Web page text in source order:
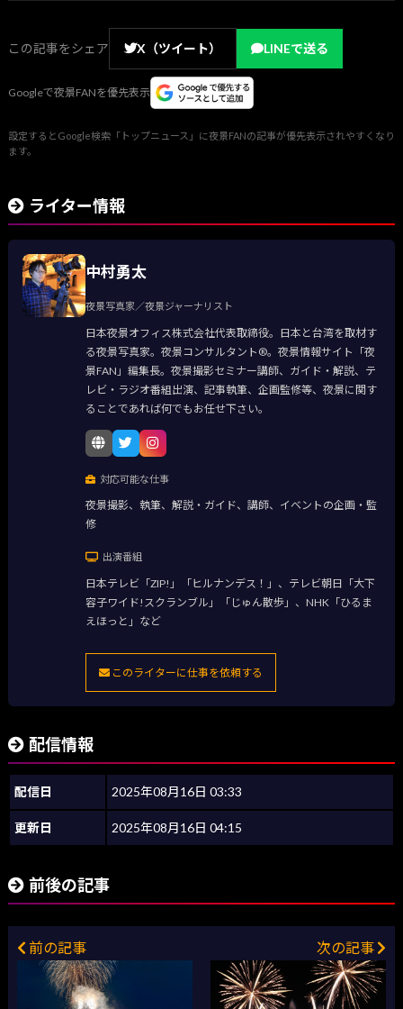
この記事をシェア X（ツイート） LINEで送る
Googleで夜景FANを優先表示
設定するとGoogle検索「トップニュース」に夜景FANの記事が優先表示されやすくなり
ます。
ライター情報
中村勇太
夜景写真家／夜景ジャーナリスト
日本夜景オフィス株式会社代表取締役。日本と台湾を取材す
る夜景写真家。夜景コンサルタント®。夜景情報サイト「夜
景FAN」編集長。夜景撮影セミナー講師、ガイド・解説、テ
レビ・ラジオ番組出演、記事執筆、企画監修等、夜景に関す
ることであれば何でもお任せ下さい。
対応可能な仕事
夜景撮影、執筆、解説・ガイド、講師、イベントの企画・監
修
出演番組
日本テレビ「ZIP!」「ヒルナンデス！」、テレビ朝日「大下
容子ワイド!スクランブル」「じゅん散歩」、NHK「ひるま
えほっと」など
このライターに仕事を依頼する
配信情報
配信日 2025年08月16日 03:33
更新日 2025年08月16日 04:15
前後の記事
前の記事 次の記事